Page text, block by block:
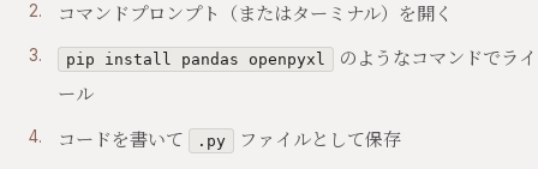
コマンドプロンプト（またはターミナル）を開く
pip install pandas openpyxl
のようなコマンドでラ
ール
コードを書いて
.py
ファイルとして保存